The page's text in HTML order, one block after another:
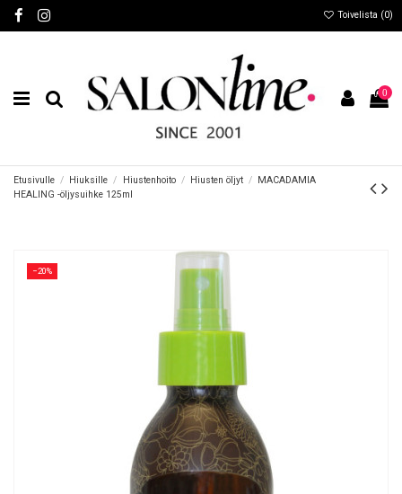
Toivelista (0)
0
Etusivulle Hiuksille Hiustenhoito Hiusten öljyt
MACADAMIA
HEALING -öljysuihke 125ml
−20%